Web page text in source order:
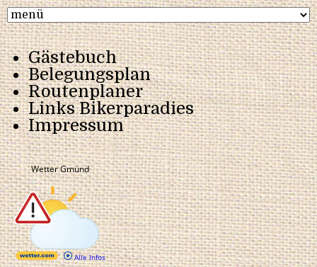
Gästebuch
Belegungsplan
Routenplaner
Links Bikerparadies
Impressum
Wetter Gmünd
Alle Infos